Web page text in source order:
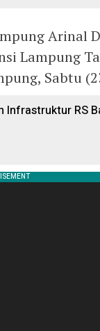
Arinal
Lampung
Sabtu
Infrastruktur RS